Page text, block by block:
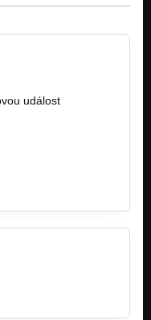
událost